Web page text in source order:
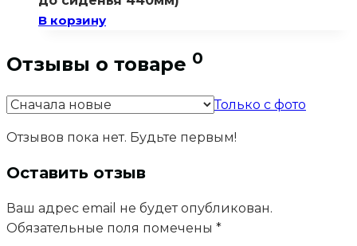
В корзину
Отзывы о товаре 0
Только с фото
Отзывов пока нет. Будьте первым!
Оставить отзыв
Ваш адрес email не будет опубликован.
Обязательные поля помечены *